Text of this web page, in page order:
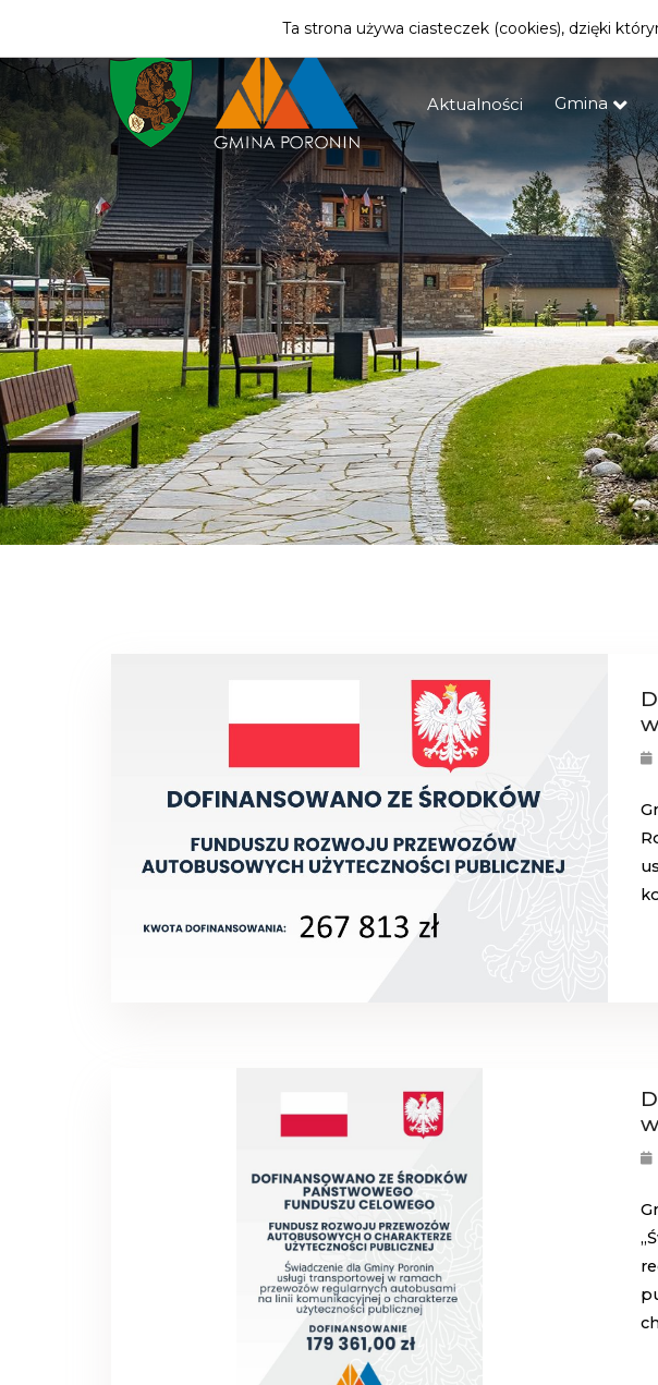
| MIESZKANIEC
Aktualności Gmina
Ta strona używa ciasteczek (cookies), dzięki